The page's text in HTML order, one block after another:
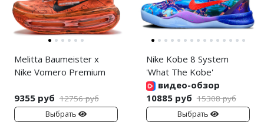
Melitta Baumeister x
Nike Vomero Premium
9355 руб 12756 руб
Выбрать
Nike Kobe 8 System
'What The Kobe'
видео-обзор
10885 руб 15308 руб
Выбрать